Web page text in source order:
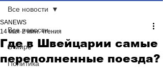
Все новости
В мире
Политика
Все новости
Где в Швейцарии самые
переполненные поезда?
SANEWS
14 мая 2 мин. чтения